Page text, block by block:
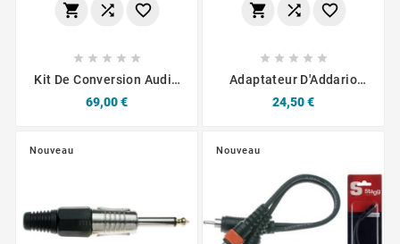
  
    
Kit De Conversion Audio
Entrée RCA / 1 Sortie
Prix
69,00 €
  
    
Adaptateur D'Addario
P10 Femelle
Prix
24,50 €
Nouveau Nouveau